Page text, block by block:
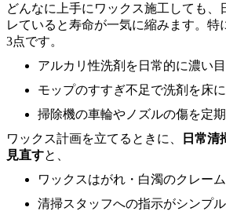
どんなに上手にワックス施工しても、
レていると寿命が一気に縮みます。特
3点です。
アルカリ性洗剤を日常的に濃い
モップのすすぎ不足で洗剤を床
掃除機の車輪やノズルの傷を定
ワックス計画を立てるときに、
日常清
見直すと、
ワックスはがれ・白濁のクレー
清掃スタッフへの指示がシンプ